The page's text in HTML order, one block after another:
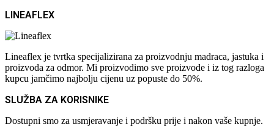
LINEAFLEX
Lineaflex je tvrtka specijalizirana za proizvodnju madraca, jastuka i
proizvoda za odmor. Mi proizvodimo sve proizvode i iz tog razloga
kupcu jamčimo najbolju cijenu uz popuste do 50%.
SLUŽBA ZA KORISNIKE
Dostupni smo za usmjeravanje i podršku prije i nakon vaše kupnje.